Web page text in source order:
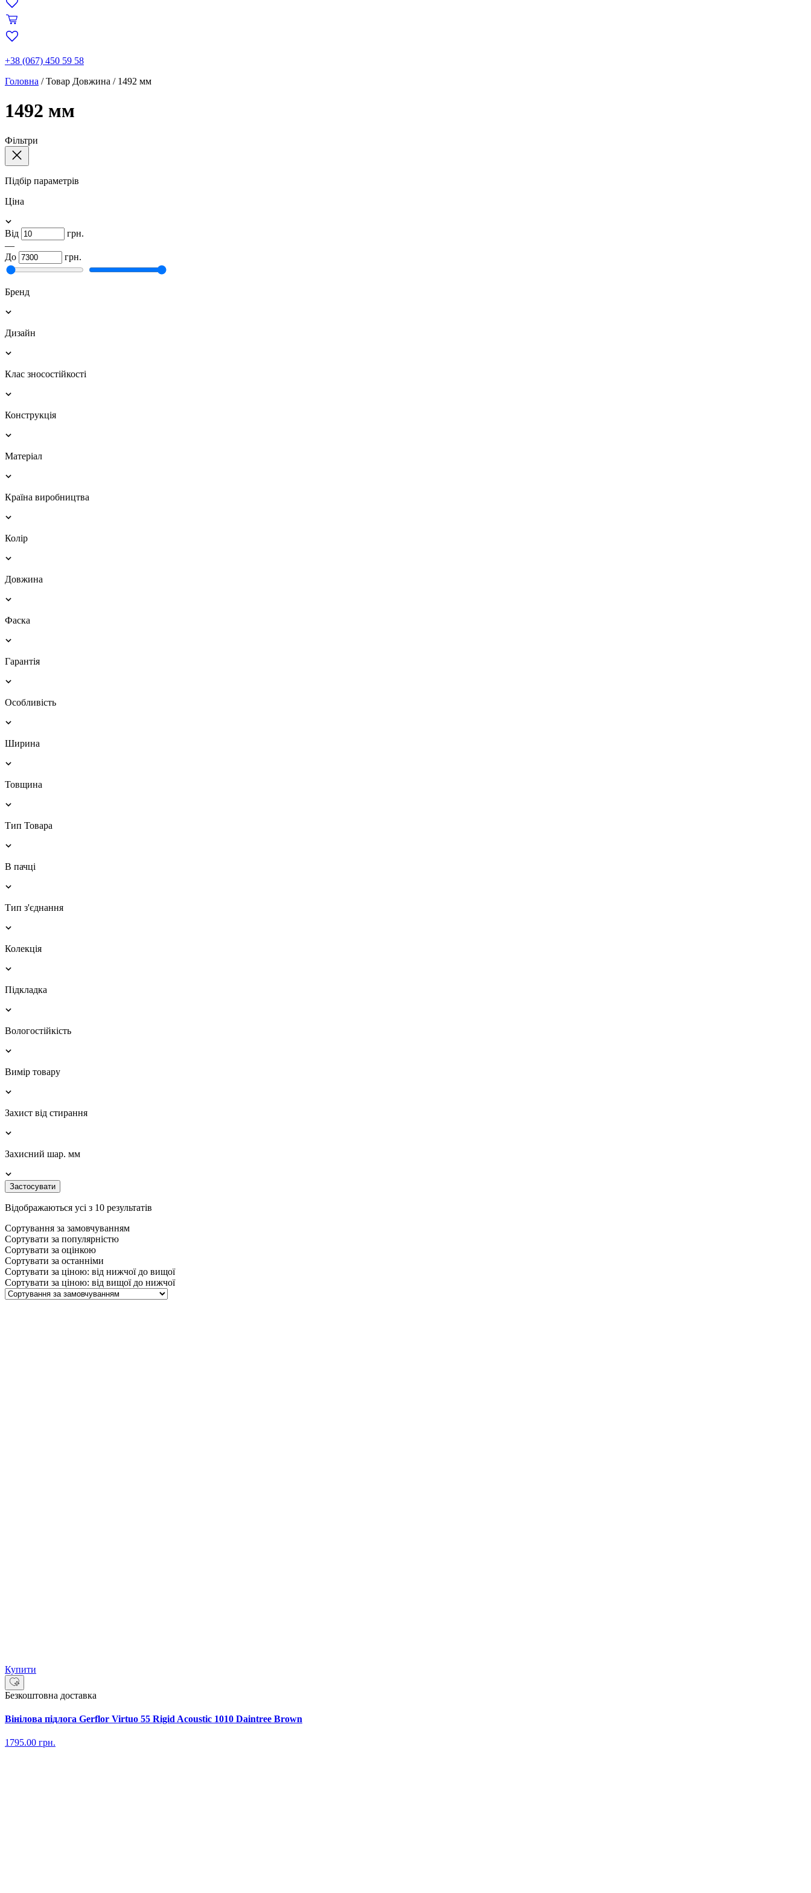
+38 (067) 450 59 58
Головна /Товар Довжина / 1492 мм
1492 мм
Фільтри
Підбір параметрів
Ціна
Від
грн.
—
До
грн.
Бренд
Дизайн
Клас зносостійкості
Конструкція
Матеріал
Країна виробництва
Колір
Довжина
Фаска
Гарантія
Особливість
Ширина
Товщина
Тип Товара
В пачці
Тип з'єднання
Колекція
Підкладка
Вологостійкість
Вимір товару
Захист від стирання
Захисний шар. мм
Застосувати
Відображаються усі з 10 результатів
Сортування за замовчуванням
Сортувати за популярністю
Сортувати за оцінкою
Сортувати за останніми
Сортувати за ціною: від нижчої до вищої
Сортувати за ціною: від вищої до нижчої
Купити
Безкоштовна доставка
Вінілова підлога Gerflor Virtuo 55 Rigid Acoustic 1010 Daintree Brown
1795.00 грн.